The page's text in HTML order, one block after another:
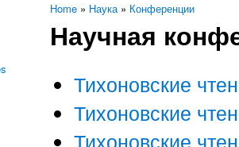
You are here
Home » Наука» Конференции
Научная
Тихоновские
Тихоновские
Тихоновские